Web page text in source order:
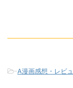
-A漫画感想・レビ